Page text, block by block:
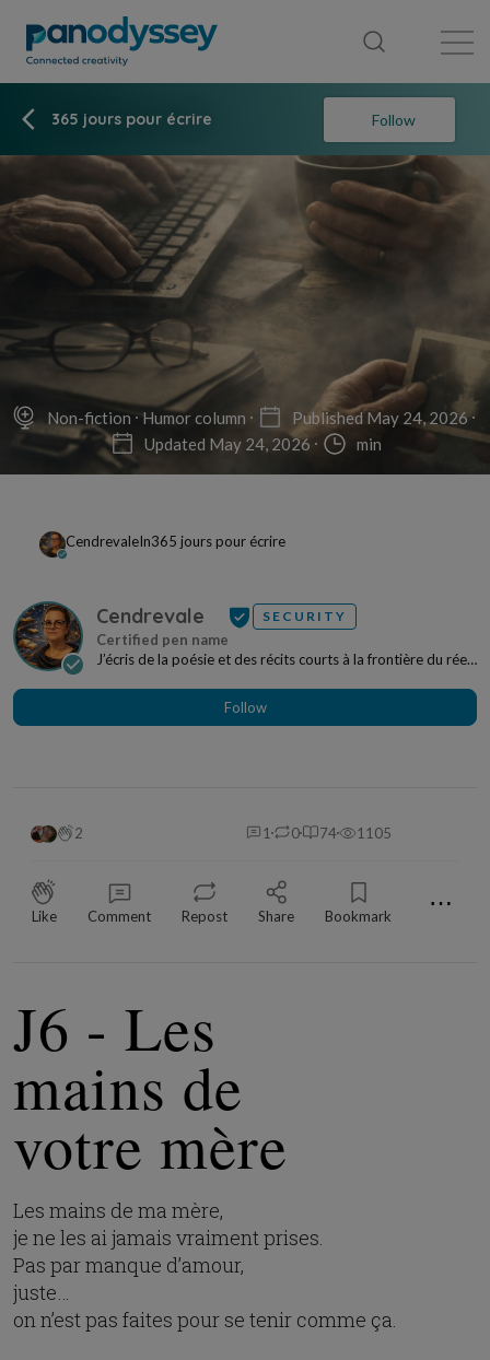
365 jours pour écrire Follow
Non-fiction Humor column
Published May 24, 2026
Updated May 24, 2026
min
CendrevaleIn365 jours pour écrire
Cendrevale SECURITY
J’écris de la poésie et des récits courts à la frontière du réel
Follow
2 1 0 74 1105
Like Comment Repost Share Bookmark ⋯
J6 - Les
mains de
votre mère
Les mains de ma mère,
je ne les ai jamais vraiment prises.
Pas par manque d’amour,
juste…
on n’est pas faites pour se tenir comme ça.